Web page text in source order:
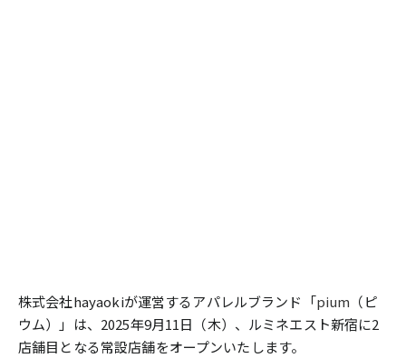
株式会社hayaokiが運営するアパレルブランド「pium （ピ
ウム）」は、2025年9月11日（木）、ルミネエスト新宿に2
店舗目となる常設店舗をオープンいたします。